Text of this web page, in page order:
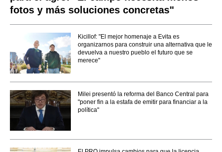
fotos y más soluciones concretas"
Kicillof: "El mejor homenaje a Evita es
organizarnos para construir una alternativa que le
devuelva a nuestro pueblo el futuro que se
merece"
Milei presentó la reforma del Banco Central para
"poner fin a la estafa de emitir para financiar a la
política"